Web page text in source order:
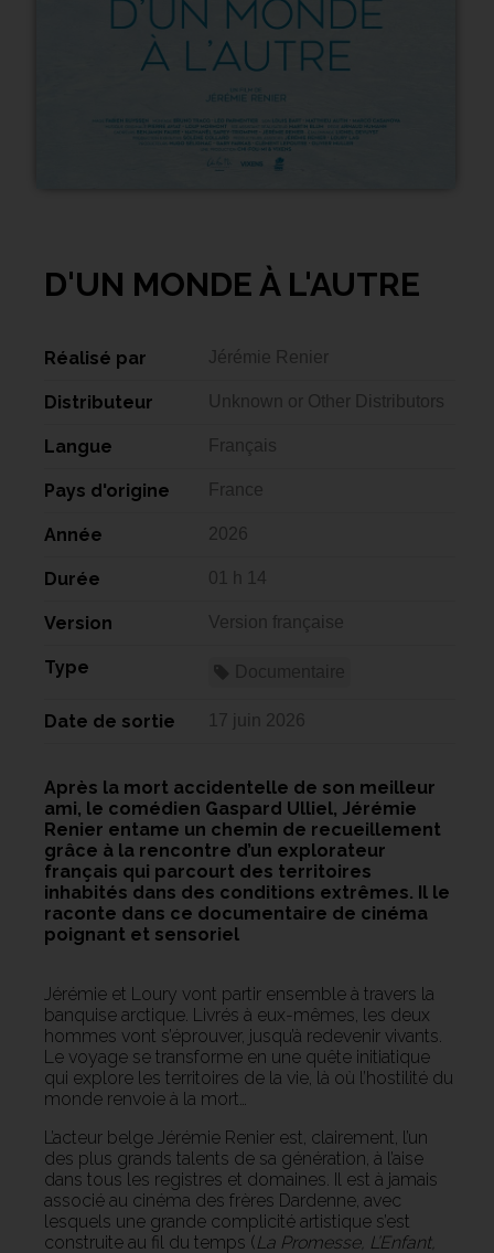
D'UN MONDE À L'AUTRE
Réalisé par Jérémie Renier
Distributeur Unknown or Other Distributors
Langue Français
Pays d'origine France
Année 2026
Durée 01 h 14
Version Version française
Type
Date de sortie 17 juin 2026
Après la mort accidentelle de son meilleur
ami, le comédien Gaspard Ulliel, Jérémie
Renier entame un chemin de recueillement
grâce à la rencontre d’un explorateur
français qui parcourt des territoires
inhabités dans des conditions extrêmes. Il le
raconte dans ce documentaire de cinéma
poignant et sensoriel
Jérémie et Loury vont partir ensemble à travers la
banquise arctique. Livrés à eux-mêmes, les deux
hommes vont s’éprouver, jusqu’à redevenir vivants.
Le voyage se transforme en une quête initiatique
qui explore les territoires de la vie, là où l’hostilité du
monde renvoie à la mort…
L’acteur belge Jérémie Renier est, clairement, l’un
des plus grands talents de sa génération, à l’aise
dans tous les registres et domaines. Il est à jamais
associé au cinéma des frères Dardenne, avec
lesquels une grande complicité artistique s’est
construite au fil du temps (La Promesse, L’Enfant,